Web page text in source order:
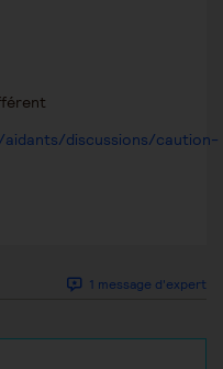
discussions/caution-
1 message d'expert